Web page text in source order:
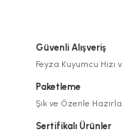
Güvenli Alışveriş
Feyza Kuyumcu Hızı
Paketleme
Şık ve Özenle
Sertifikalı Ürünler